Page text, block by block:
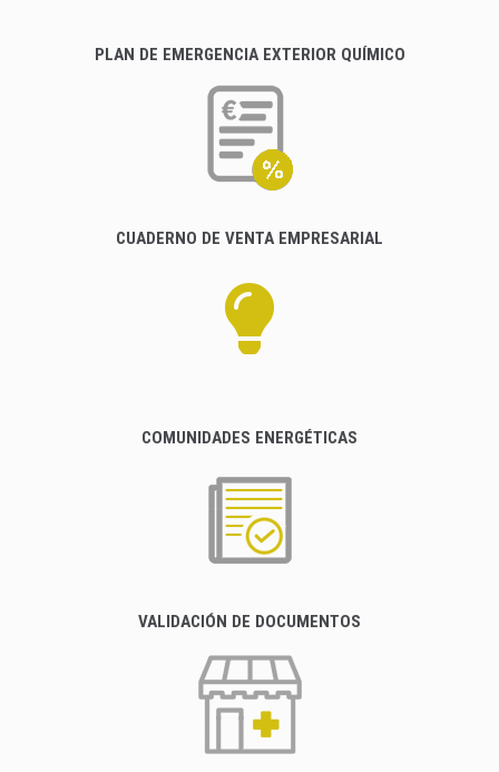
PLAN DE EMERGENCIA EXTERIOR QUÍMICO
CUADERNO DE VENTA EMPRESARIAL
COMUNIDADES ENERGÉTICAS
VALIDACIÓN DE DOCUMENTOS